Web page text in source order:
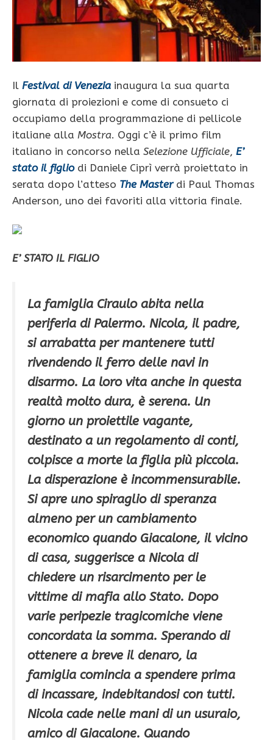
Il Festival di Venezia inaugura la sua quarta
giornata di proiezioni e come di consueto ci
occupiamo della programmazione di pellicole
italiane alla Mostra. Oggi c’è il primo film
italiano in concorso nella Selezione Ufficiale, E’
stato il figlio di Daniele Ciprì verrà proiettato in
serata dopo l’atteso The Masterdi Paul Thomas
Anderson, uno dei favoriti alla vittoria finale.
E’ STATO IL FIGLIO
La famiglia Ciraulo abita nella
periferia di Palermo. Nicola, il padre,
si arrabatta per mantenere tutti
rivendendo il ferro delle navi in
disarmo. La loro vita anche in questa
realtà molto dura, è serena. Un
giorno un proiettile vagante,
destinato a un regolamento di conti,
colpisce a morte la figlia più piccola.
La disperazione è incommensurabile.
Si apre uno spiraglio di speranza
almeno per un cambiamento
economico quando Giacalone, il vicino
di casa, suggerisce a Nicola di
chiedere un risarcimento per le
vittime di mafia allo Stato. Dopo
varie peripezie tragicomiche viene
concordata la somma. Sperando di
ottenere a breve il denaro, la
famiglia comincia a spendere prima
di incassare, indebitandosi con tutti.
Nicola cade nelle mani di un usuraio,
amico di Giacalone. Quando